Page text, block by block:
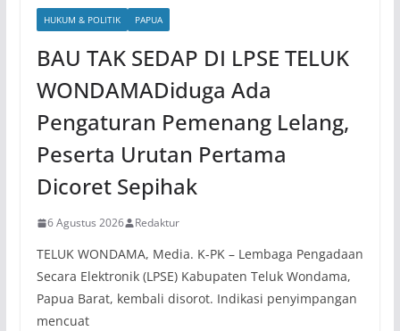
HUKUM & POLITIK PAPUA
BAU TAK SEDAP DI LPSE TELUK
WONDAMADiduga Ada
Pengaturan Pemenang Lelang,
Peserta Urutan Pertama
Dicoret Sepihak
6 Agustus 2026 Redaktur
TELUK WONDAMA, Media. K-PK – Lembaga Pengadaan
Secara Elektronik (LPSE) Kabupaten Teluk Wondama,
Papua Barat, kembali disorot. Indikasi penyimpangan
mencuat